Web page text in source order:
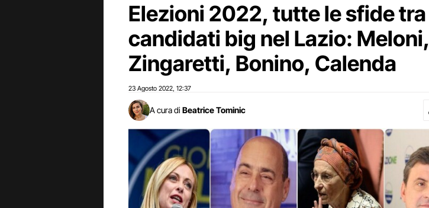
Elezioni 2022, tutte le sfide tra
candidati big nel Lazio: Meloni,
Zingaretti, Bonino, Calenda
23 Agosto 2022 12:37
A cura di Beatrice Tominic